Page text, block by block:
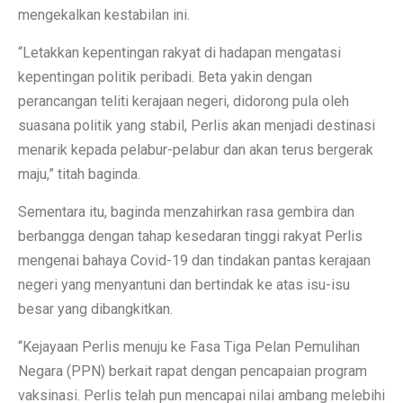
mengekalkan kestabilan ini.
“Letakkan kepentingan rakyat di hadapan mengatasi
kepentingan politik peribadi. Beta yakin dengan
perancangan teliti kerajaan negeri, didorong pula oleh
suasana politik yang stabil, Perlis akan menjadi destinasi
menarik kepada pelabur-pelabur dan akan terus bergerak
maju,” titah baginda.
Sementara itu, baginda menzahirkan rasa gembira dan
berbangga dengan tahap kesedaran tinggi rakyat Perlis
mengenai bahaya Covid-19 dan tindakan pantas kerajaan
negeri yang menyantuni dan bertindak ke atas isu-isu
besar yang dibangkitkan.
“Kejayaan Perlis menuju ke Fasa Tiga Pelan Pemulihan
Negara (PPN) berkait rapat dengan pencapaian program
vaksinasi. Perlis telah pun mencapai nilai ambang melebihi